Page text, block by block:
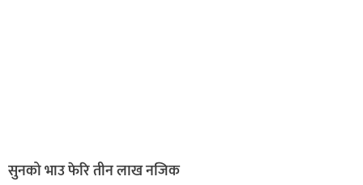
सुनको भाउ फेरि तीन लाख नजिक